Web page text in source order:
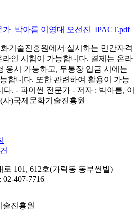
_박아름 이영대 오선진_IPACT.pdf
기술진흥원에서 실시하는 민간자격
인 시험이 가능합니다. 결제는 온라
응시 가능하고, 무통장 입금 시에는
합니다. 또한 관련하여 활용이 가능
. - 파이썬 전문가 - 저자 : 박아름, 이
사)국제문화기술진흥원
101, 612호(가락동 동부썬빌)
02-407-7716
술진흥원